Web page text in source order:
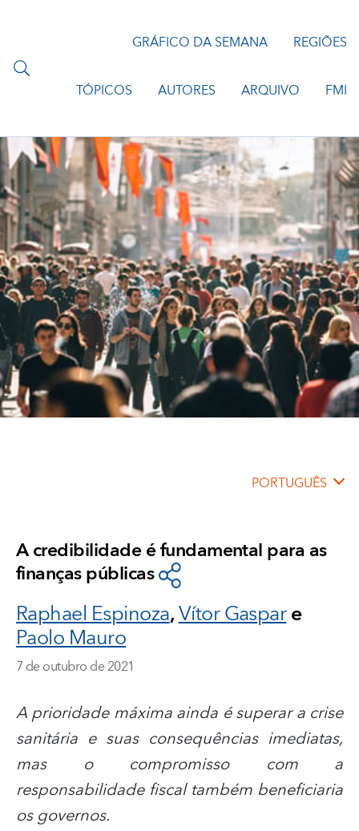
GRÁFICO DA SEMANA REGIÕES
TÓPICOS AUTORES ARQUIVO FMI
PORTUGUÊS
A credibilidade é fundamental para as
finanças públicas
Raphael Espinoza,Vítor Gaspare
Paolo Mauro
7 de outubro de 2021
A prioridade máxima ainda é superar a crise
sanitária e suas consequências imediatas,
mas o compromisso com a
responsabilidade fiscal também beneficiaria
os governos.